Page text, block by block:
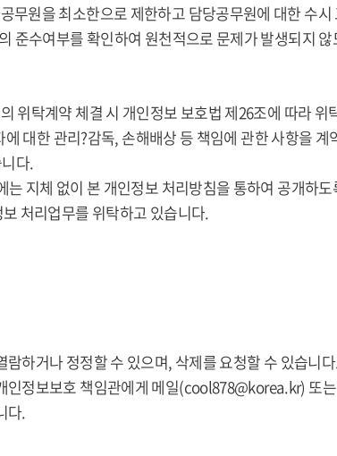
무원을 최소한으로 제한하고 담당공무원에 대한 수
준수여부를 확인하여 원천적으로 문제가 발생되지
위탁계약 체결 시 개인정보 보호법 제26조에 따라 위
대한 관리?감독, 손해배상 등 책임에 관한 사항을
다.
지체 없이 본 개인정보 처리방침을 통하여 공개하
처리업무를 위탁하고 있습니다.
하거나 정정할 수 있으며, 삭제를 요청할 수 있습니
인정보보호 책임관에게 메일(cool878@korea.kr) 또
다.